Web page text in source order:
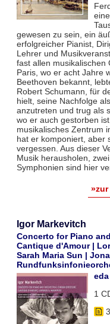
gewesen zu sein, ein
erfolgreicher Pianist,
Lehrer und
fast allen musikalischen
Paris, wo er acht Jahre
Beethoven bekannt,
Robert Schumann, für
hielt, seine Nachfolge
anzutreten und trug als
wo er auch gestorben
musikalisches Zentrum
hat er komponiert, aber
vergessen. Aus dieser
Musik herausholen,
Symphonien sind hier
Igor Markevitch
Concerto for Piano
Cantique d'Amour |
Sarah Maria Sun |
1